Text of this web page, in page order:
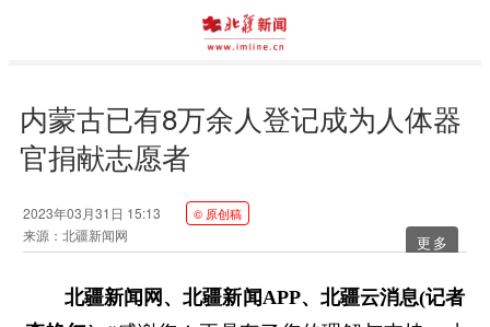
内蒙古已有8万余人登记成为人体器
官捐献志愿者
2023年03月31日 15:13
来源：北疆新闻网
© 原创稿
更多
北疆新闻网、北疆新闻APP、北疆云消息(记者